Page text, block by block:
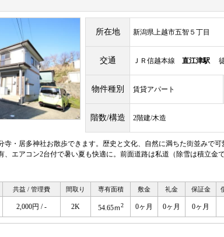
所在地 新潟県上越市五智５丁目
交通 ＪＲ信越本線 直江津駅 徒
物件種別 賃貸アパート
階数/構造 2階建/木造
寺・居多神社お散歩できます。歴史と文化、自然に満ちた街並みで可
、エアコン2台付で暑い夏も快適に。前面道路は私道（除雪は積立
共益 / 管理費 間取り 専有面積 敷金 礼金 保証金
2,000円 / - 2K 54.65ｍ2 0ヶ月 0ヶ月 0ヶ月